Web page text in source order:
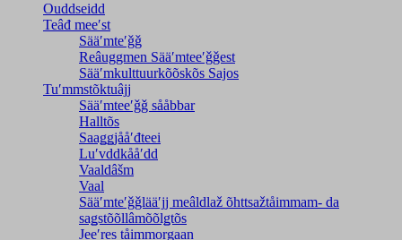
Ouddseidd
Teâđ meeʹst
Sääʹmteʹǧǧ
Reâuggmen Sääʹmteeʹǧǧest
Sääʹmkulttuurkõõskõs Sajos
Tuʹmmstõktuâjj
Sääʹmteeʹǧǧ sååbbar
Halltõs
Saaǥǥjååʹđteei
Luʹvddkååʹdd
Vaaldâšm
Vaal
Sääʹmteʹǧǧlääʹjj meâldlaž õhttsažtåimmam- da
saǥstõõllâmõõlǥtõs
Jeeʹres tåimmorgaan